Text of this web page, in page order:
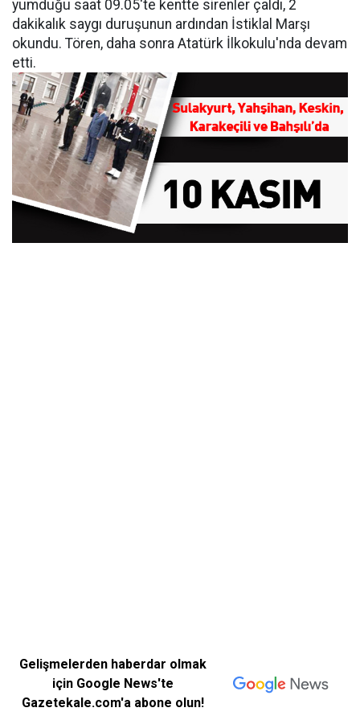
yumduğu saat 09.05'te kentte sirenler çaldı, 2
dakikalık saygı duruşunun ardından İstiklal Marşı
okundu. Tören, daha sonra Atatürk İlkokulu'nda devam
etti.
Gelişmelerden haberdar olmak
için Google News'te
Gazetekale.com'a abone olun!